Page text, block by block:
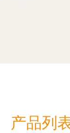
产品列